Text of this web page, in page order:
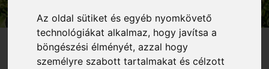
Az oldal sütiket és egyéb nyomkövető
technológiákat alkalmaz, hogy javítsa a
böngészési élményét, azzal hogy
személyre szabott tartalmakat és célzott